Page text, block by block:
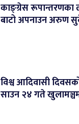
काङ्ग्रेस रूपान्तरणका
बाटो अपनाउन अरुण
विश्व आदिवासी
साउन २४ गते